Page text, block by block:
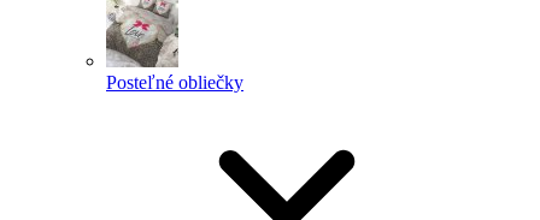
Posteľné obliečky